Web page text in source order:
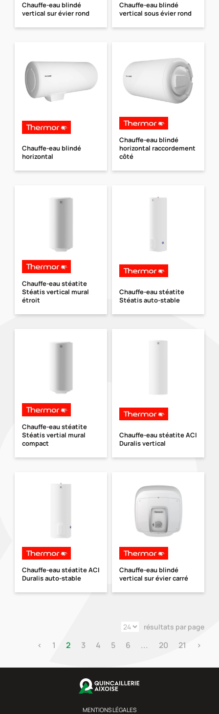
Chauffe-eau blindé
vertical sur évier rond
Chauffe-eau blindé
vertical sous évier rond
Chauffe-eau blindé
horizontal
Chauffe-eau blindé
horizontal raccordement
côté
Chauffe-eau stéatite
Stéatis vertical mural
étroit
Chauffe-eau stéatite
Stéatis auto-stable
Chauffe-eau stéatite
Stéatis vertial mural
compact
Chauffe-eau stéatite ACI
Duralis vertical
Chauffe-eau stéatite ACI
Duralis auto-stable
Chauffe-eau blindé
vertical sur évier carré
résultats par page
‹ 1 2 3 4 5 6 ... 20 21 ›
MENTIONS LÉGALES